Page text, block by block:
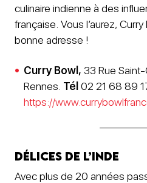
culinaire indienne à des
française. Vous l’aurez,
bonne adresse !
Curry Bowl, 33 Rue
Rennes. Tél 02 21 68 89
https://
Délices de l’Inde
Avec plus de 20 années